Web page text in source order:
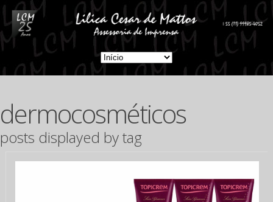
dermocosméticos
posts displayed by tag